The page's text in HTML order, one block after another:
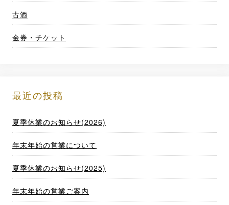
古酒
金券・チケット
最近の投稿
夏季休業のお知らせ(2026)
年末年始の営業について
夏季休業のお知らせ(2025)
年末年始の営業ご案内